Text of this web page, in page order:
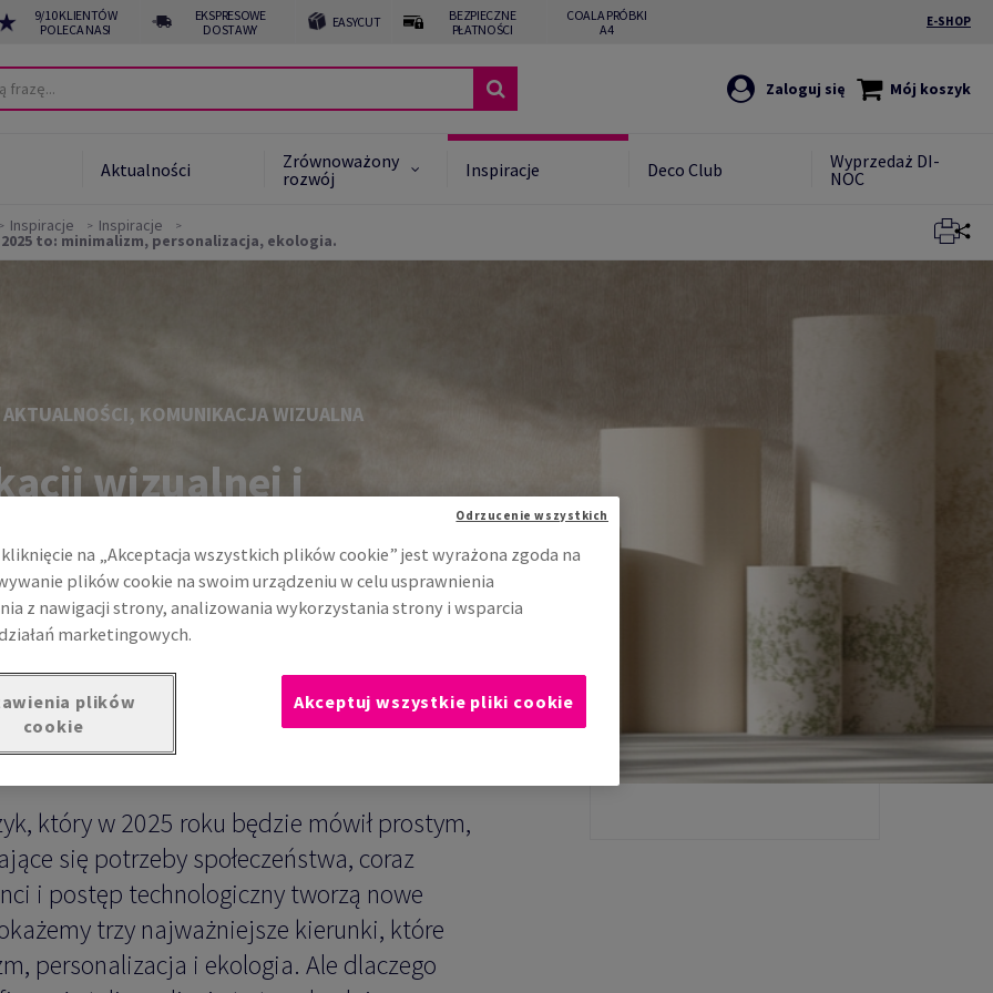
9/10 KLIENTÓW
POLECA NAS!
EKSPRESOWE
DOSTAWY
EASYCUT
BEZPIECZNE
PŁATNOŚCI
COALA PRÓBKI
A4
E-SHOP
Zaloguj się Mój koszyk
Aktualności
Zrównoważony
rozwój
Inspiracje Deco Club
Wyprzedaż DI-
NOC
Inspiracje Inspiracje
to: minimalizm, personalizacja, ekologia.
KOMUNIKACJA WIZUALNA
wizualnej i
rok 2025 to:
ekologia.
który w 2025 roku będzie mówił prostym,
się potrzeby społeczeństwa, coraz
i postęp technologiczny tworzą nowe
trzy najważniejsze kierunki, które
personalizacja i ekologia. Ale dlaczego
na „Akceptacja wszystkich plików cookie” jest wyrażona zgoda na
plików cookie na swoim urządzeniu w celu usprawnienia
z nawigacji strony, analizowania wykorzystania strony i wsparcia
marketingowych.
plików
cookie
Odrzucenie wszystkich
Akceptuj wszystkie pliki cookie